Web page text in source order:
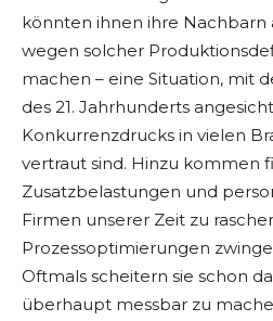
könnten ihnen ihre Nachbarn
wegen solcher
machen – eine Situation, mit
des 21. Jahrhunderts
Konkurrenzdrucks in vielen
vertraut sind. Hinzu kommen
Zusatzbelastungen und
Firmen unserer Zeit zu
Prozessoptimierungen
Oftmals scheitern sie schon
überhaupt messbar zu